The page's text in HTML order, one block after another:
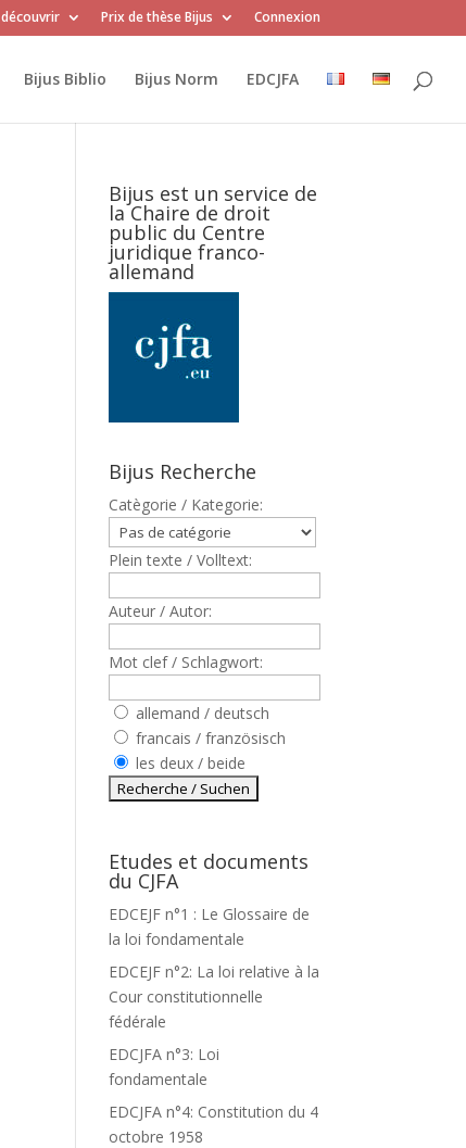
Prix de thèse Bijus Connexion
Bijus Biblio Bijus Norm EDCJFA
Bijus est un service de
la Chaire de droit
public du Centre
juridique franco-
allemand
Bijus Recherche
Catègorie / Kategorie:
Plein texte / Volltext:
Auteur / Autor:
Mot clef / Schlagwort:
allemand / deutsch
francais / französisch
les deux / beide
Etudes et documents
du CJFA
EDCEJF n°1 : Le Glossaire de
la loi fondamentale
EDCEJF n°2: La loi relative à la
Cour constitutionnelle
fédérale
EDCJFA n°3: Loi
fondamentale
EDCJFA n°4: Constitution du 4
octobre 1958